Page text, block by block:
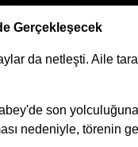
Gerçekleşecek
da netleşti. Aile
son
nedeniyle, törenin